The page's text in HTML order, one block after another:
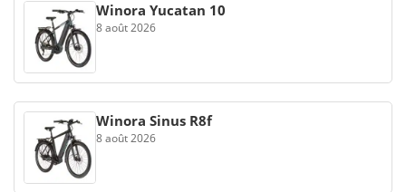
Winora Yucatan 10
8 août 2026
Winora Sinus R8f
8 août 2026